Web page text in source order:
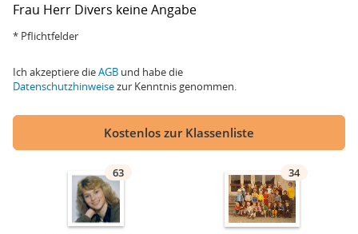
Frau Herr Divers keine Angabe
* Pflichtfelder
Ich akzeptiere dieAGB und habe die
Datenschutzhinweisezur Kenntnis genommen.
Kostenlos zur Klassenliste
63 34